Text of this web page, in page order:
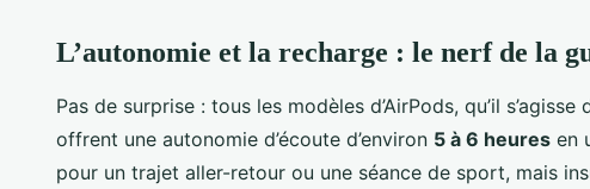
L’autonomie et la recharge : le nerf de la
Pas de surprise : tous les modèles d’AirPods, qu’il
offrent une autonomie d’écoute d’environ 5 à 6 heures en
pour un trajet aller-retour ou une séance de sport, mais